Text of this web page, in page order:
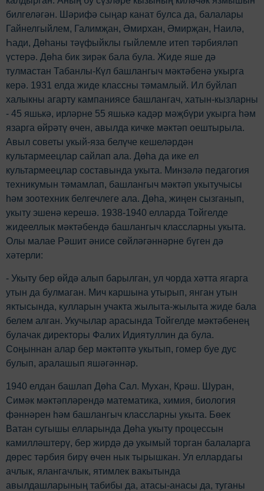
билгеләгән. Шәрифә сыңар канат булса да, балалары
Гайнелгыйлем, Галимҗан, Әмирхан, Әмирҗан, Наилә,
Һади, Дөһаны тәүфыйклы гыйлемле итеп тәрбияләп
үстерә. Дөһа бик зирәк бала була. Жиде яше дә
тулмастан Табанлы-Күл башлангыч мәктәбенә укырга
керә. 1931 елда жиде классны тәмамлый. Ил буйлап
халыкны агарту кампаниясе башлангач, хатын-кызларны
- 45 яшькә, ирләрне 55 яшькә кадәр мәҗбүри укырга hәм
язарга өйрәтү өчен, авылда кичке мәктәп оештырыла.
Авыл советы укый-яза белүче кешеләрдән
культармеецлар сайлап ала. Дөһа да ике ел
культармеецлар составында укыта. Минзәлә педагогия
техникумын тәмамлап, башлангыч мәктәп укытучысы
hәм зоотехник белгечлеге ала. Дөһа, жиңен сызганып,
укыту эшенә керешә. 1938-1940 елларда Тойгелде
жидееллык мәктәбендә башлангыч классларны укыта.
Олы малае Рәшит әнисе сөйләгәннәрне бүген дә
хәтерли:
- Укыту бер өйдә алып барылган, ул чорда хәтта ягарга
утын да булмаган. Мич каршына утырып, янган утын
яктысында, кулларын учакта жылыта-жылыта жиде бала
белем алган. Укучылар арасында Тойгелде мәктәбенең
булачак директоры Фалих Идиятуллин да була.
Соңыннан алар бер мәктәптә укытып, гомер буе дус
булып, аралашып яшәгәннәр.
1940 елдан башлап Дөһа Сал. Мухан, Крәш. Шуран,
Симәк мәктәпләрендә математика, химия, биология
фәннәрен hәм башлангыч классларны укыта. Бөек
Ватан сугышы елларында Дөһа укыту процессын
камилләштерү, бер жирдә дә укымый торган балаларга
дөрес тәрбия бирү өчен нык тырышкан. Ул еллардагы
ачлык, ялангачлык, ятимлек вакытында
авылдашларының табибы да, атасы-анасы да, туганы